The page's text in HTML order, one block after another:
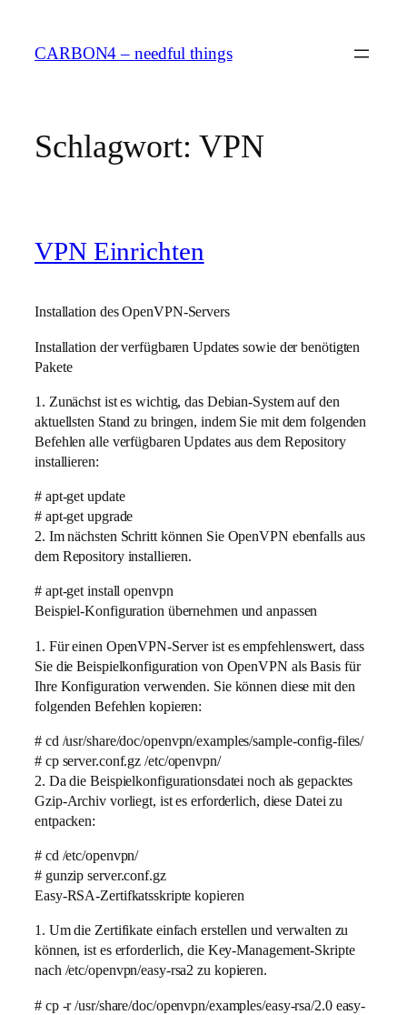
springen
CARBON4 – needful things
Schlagwort: VPN
VPN Einrichten
Installation des OpenVPN-Servers
Installation der verfügbaren Updates sowie der benötigten
Pakete
1. Zunächst ist es wichtig, das Debian-System auf den
aktuellsten Stand zu bringen, indem Sie mit dem folgenden
Befehlen alle verfügbaren Updates aus dem Repository
installieren:
# apt-get update
# apt-get upgrade
2. Im nächsten Schritt können Sie OpenVPN ebenfalls aus
dem Repository installieren.
# apt-get install openvpn
Beispiel-Konfiguration übernehmen und anpassen
1. Für einen OpenVPN-Server ist es empfehlenswert, dass
Sie die Beispielkonfiguration von OpenVPN als Basis für
Ihre Konfiguration verwenden. Sie können diese mit den
folgenden Befehlen kopieren:
# cd /usr/share/doc/openvpn/examples/sample-config-files/
# cp server.conf.gz /etc/openvpn/
2. Da die Beispielkonfigurationsdatei noch als gepacktes
Gzip-Archiv vorliegt, ist es erforderlich, diese Datei zu
entpacken:
# cd /etc/openvpn/
# gunzip server.conf.gz
Easy-RSA-Zertifkatsskripte kopieren
1. Um die Zertifikate einfach erstellen und verwalten zu
können, ist es erforderlich, die Key-Management-Skripte
nach /etc/openvpn/easy-rsa2 zu kopieren.
# cp -r /usr/share/doc/openvpn/examples/easy-rsa/2.0 easy-